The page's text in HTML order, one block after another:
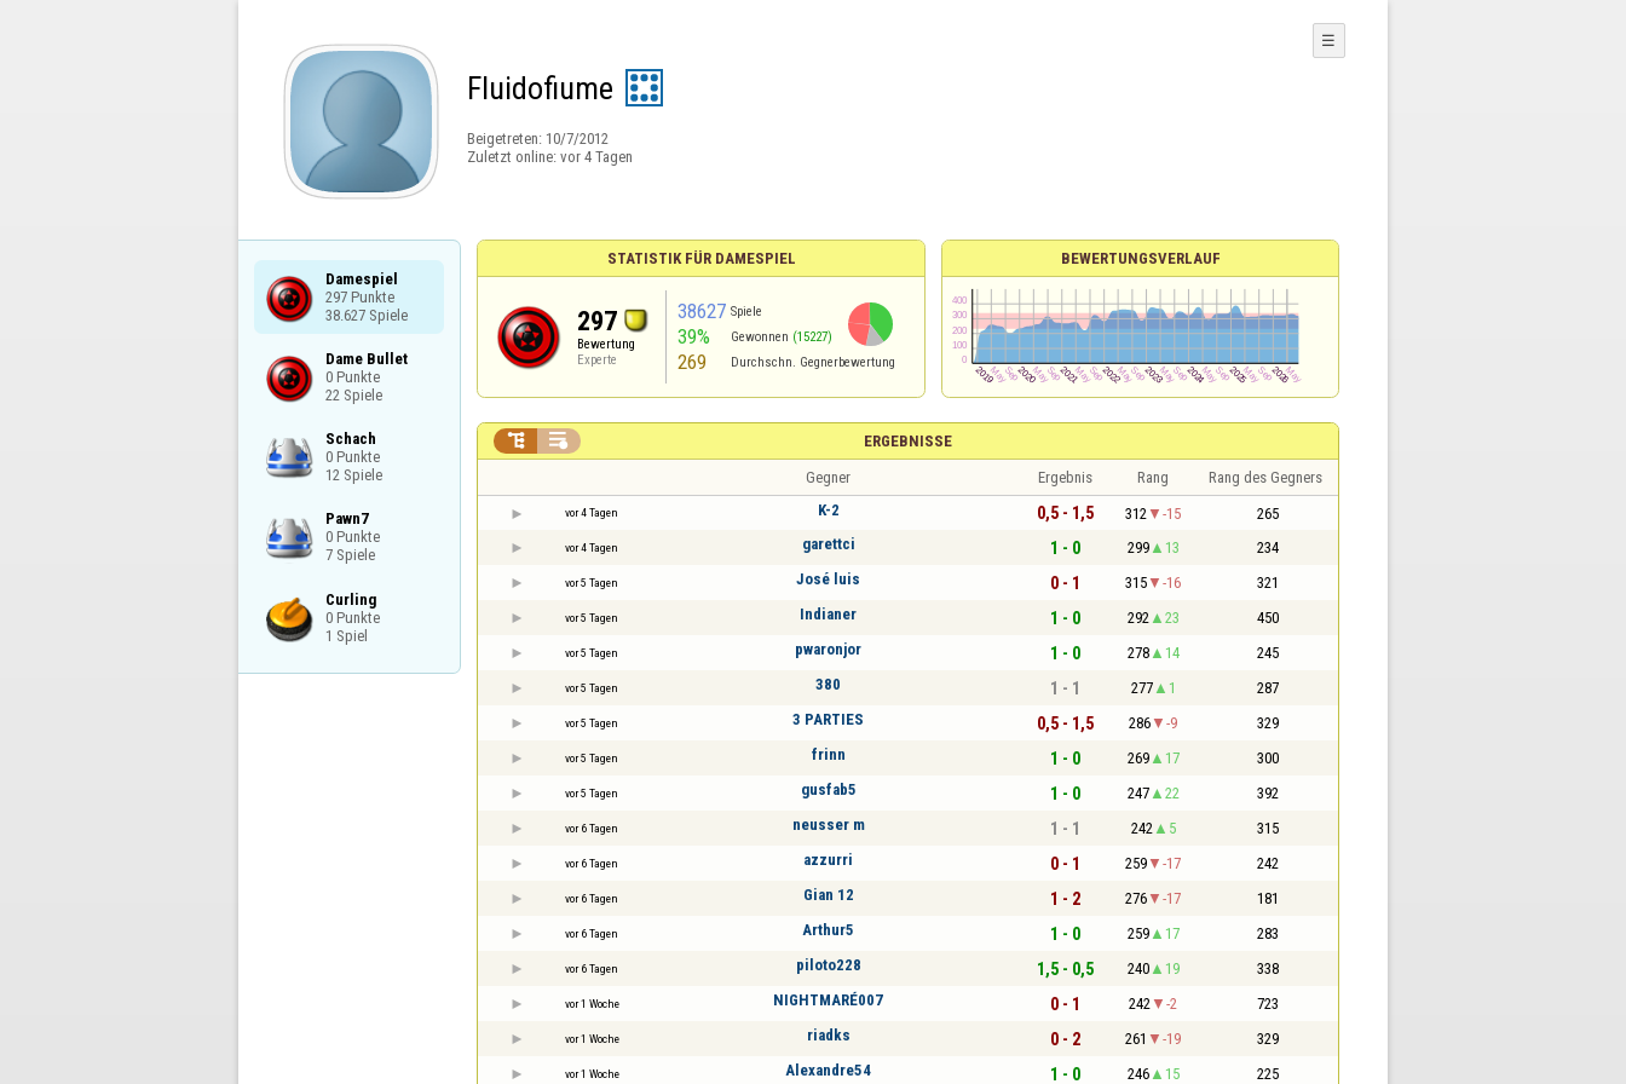
Fluidofiume
Beigetreten: 10/7/2012
Zuletzt online: vor 4 Tagen
☰
Damespiel
297 Punkte
38.627 Spiele
Dame Bullet
0 Punkte
22 Spiele
Schach
0 Punkte
12 Spiele
Pawn7
0 Punkte
7 Spiele
Curling
0 Punkte
1 Spiel
STATISTIK FÜR DAMESPIEL
297
Bewertung
Experte
38627 Spiele
39% Gewonnen (15227)
269 Durchschn. Gegnerbewertung
BEWERTUNGSVERLAUF
ERGEBNISSE
 
Gegner Ergebnis Rang Rang des Gegners
vor 4 Tagen K-2 0,5 - 1,5 312 -15 265
vor 4 Tagen garettci 1 - 0 299 13 234
vor 5 Tagen José luis 0 - 1 315 -16 321
vor 5 Tagen Indianer 1 - 0 292 23 450
vor 5 Tagen pwaronjor 1 - 0 278 14 245
vor 5 Tagen 380 1 - 1 277 1 287
vor 5 Tagen 3 PARTIES 0,5 - 1,5 286 -9 329
vor 5 Tagen frinn 1 - 0 269 17 300
vor 5 Tagen gusfab5 1 - 0 247 22 392
vor 6 Tagen neusser m 1 - 1 242 5 315
vor 6 Tagen azzurri 0 - 1 259 -17 242
vor 6 Tagen Gian 12 1 - 2 276 -17 181
vor 6 Tagen Arthur5 1 - 0 259 17 283
vor 6 Tagen piloto228 1,5 - 0,5 240 19 338
vor 1 Woche NIGHTMARÉ007 0 - 1 242 -2 723
vor 1 Woche riadks 0 - 2 261 -19 329
vor 1 Woche Alexandre54 1 - 0 246 15 225